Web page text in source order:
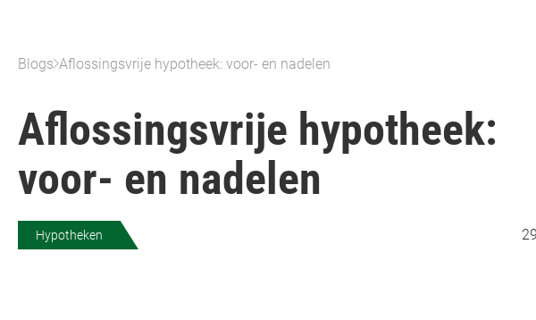
Blogs Aflossingsvrije hypotheek: voor- en nadelen
Aflossingsvrije hypotheek:
voor- en nadelen
Hypotheken